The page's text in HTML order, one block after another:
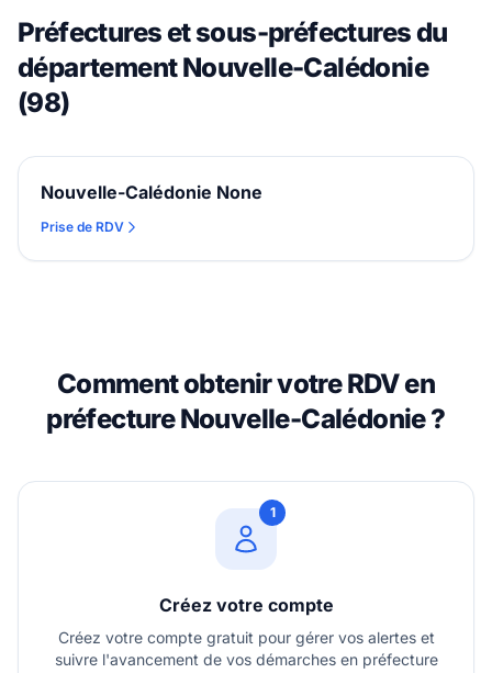
Préfectures et sous-préfectures du
département Nouvelle-Calédonie
(98)
Nouvelle-Calédonie None
Prise de RDV
Comment obtenir votre RDV en
préfecture Nouvelle-Calédonie ?
1
Créez votre compte
Créez votre compte gratuit pour gérer vos alertes et
suivre l'avancement de vos démarches en préfecture